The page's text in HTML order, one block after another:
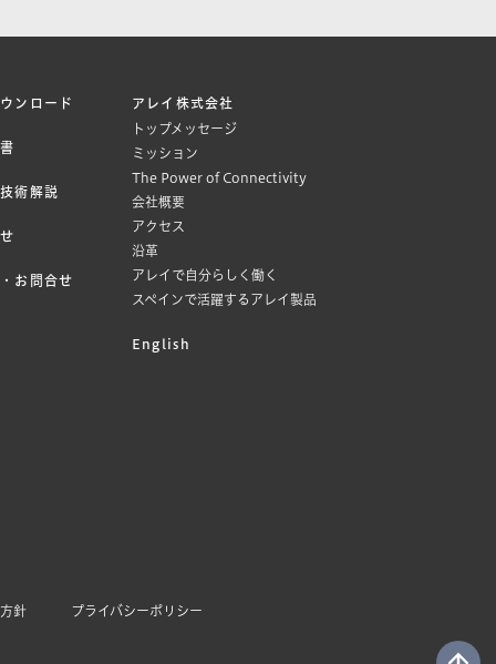
ンロード
術解説
お問合せ
アレイ株式会社
トップメッセージ
ミッション
The Power of Connectivity
会社概要
アクセス
沿革
アレイで自分らしく働く
スペインで活躍するアレイ製品
English
針 プライバシーポリシー